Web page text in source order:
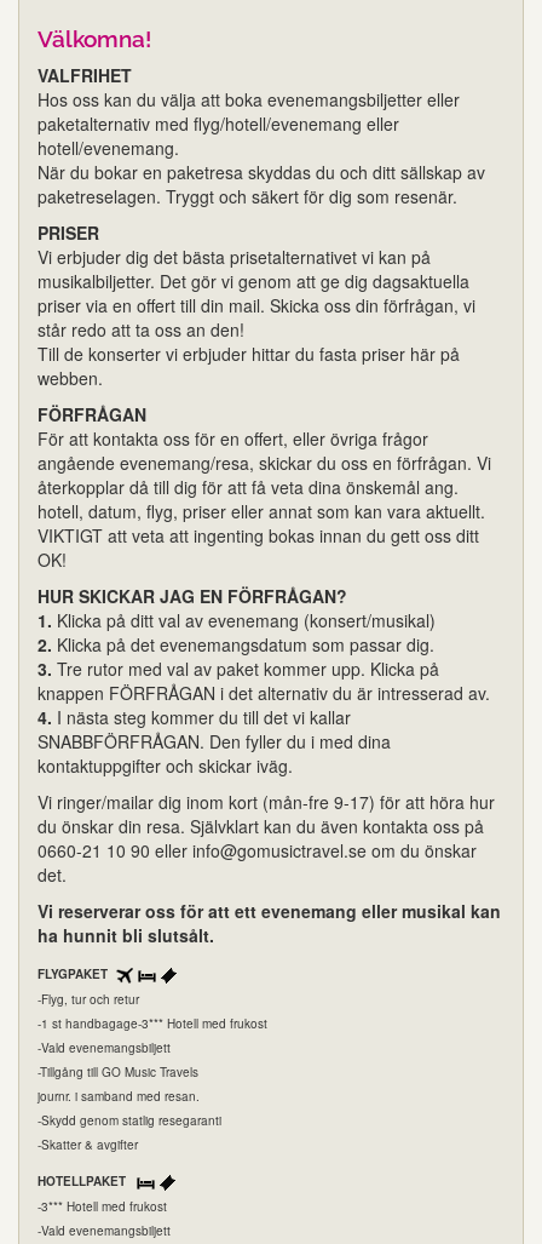
Välkomna!
VALFRIHET
Hos oss kan du välja att boka evenemangsbiljetter eller
paketalternativ med flyg/hotell/evenemang eller
hotell/evenemang.
När du bokar en paketresa skyddas du och ditt sällskap av
paketreselagen. Tryggt och säkert för dig som resenär.
PRISER
Vi erbjuder dig det bästa prisetalternativet vi kan på
musikalbiljetter. Det gör vi genom att ge dig dagsaktuella
priser via en offert till din mail. Skicka oss din förfrågan, vi
står redo att ta oss an den!
Till de konserter vi erbjuder hittar du fasta priser här på
webben.
FÖRFRÅGAN
För att kontakta oss för en offert, eller övriga frågor
angående evenemang/resa, skickar du oss en förfrågan. Vi
återkopplar då till dig för att få veta dina önskemål ang.
hotell, datum, flyg, priser eller annat som kan vara aktuellt.
VIKTIGT att veta att ingenting bokas innan du gett oss ditt
OK!
HUR SKICKAR JAG EN FÖRFRÅGAN?
1. Klicka på ditt val av evenemang (konsert/musikal)
2. Klicka på det evenemangsdatum som passar dig.
3. Tre rutor med val av paket kommer upp. Klicka på
knappen FÖRFRÅGAN i det alternativ du är intresserad av.
4. I nästa steg kommer du till det vi kallar
SNABBFÖRFRÅGAN. Den fyller du i med dina
kontaktuppgifter och skickar iväg.
Vi ringer/mailar dig inom kort (mån-fre 9-17) för att höra hur
du önskar din resa. Självklart kan du även kontakta oss på
0660-21 10 90 eller info@gomusictravel.se om du önskar
det.
Vi reserverar oss för att ett evenemang eller musikal kan
ha hunnit bli slutsålt.
FLYGPAKET
-Flyg, tur och retur
-1 st handbagage-3*** Hotell med frukost
-Vald evenemangsbiljett
-Tillgång till GO Music Travels
journr. i samband med resan.
-Skydd genom statlig resegaranti
-Skatter & avgifter
HOTELLPAKET
-3*** Hotell med frukost
-Vald evenemangsbiljett